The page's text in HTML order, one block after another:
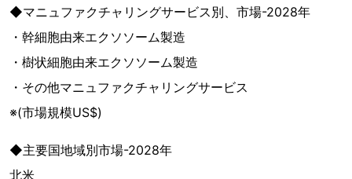
◆マニュファクチャリングサービス別、市場-2028年
・幹細胞由来エクソソーム製造
・樹状細胞由来エクソソーム製造
・その他マニュファクチャリングサービス
※(市場規模US$)
◆主要国地域別市場-2028年
北米